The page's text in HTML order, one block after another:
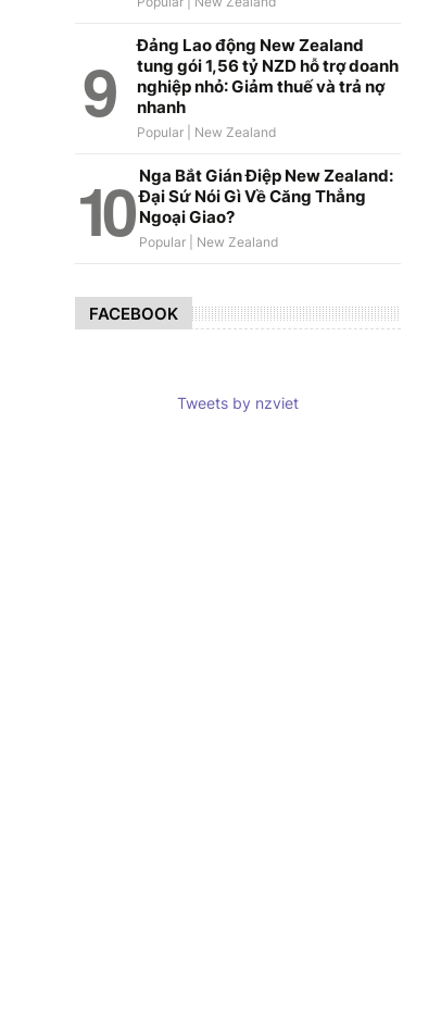
Đảng Lao động New Zealand
tung gói 1,56 tỷ NZD hỗ trợ doanh
nghiệp nhỏ: Giảm thuế và trả nợ
nhanh
Nga Bắt Gián Điệp New Zealand:
Đại Sứ Nói Gì Về Căng Thẳng
Ngoại Giao?
FACEBOOK
Tweets by nzviet